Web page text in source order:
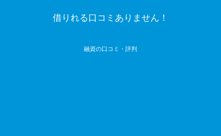
借りれる口コミありません！
融資の口コミ・評判